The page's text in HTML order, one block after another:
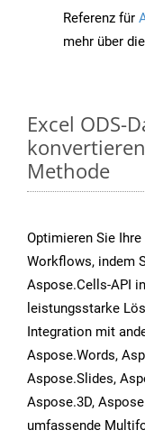
Referenz für
mehr über die
Excel ODS-
Methode
Optimieren Sie
Workflows, indem
Aspose.Cells-API
leistungsstarke
Integration mit
Aspose.Words,
Aspose.Slides,
Aspose.3D,
umfassende